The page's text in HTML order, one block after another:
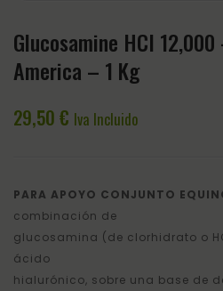
Glucosamine HCI 12,000
America – 1 Kg
29,50€ Iva Incluido
PARA APOYO CONJUNTO
combinación de
glucosamina (de clorhidrato o
ácido
hialurónico, sobre una base de